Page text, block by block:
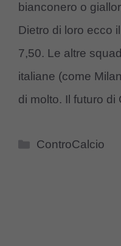
bianconero o
Dietro di loro ecco
7,50. Le altre
italiane (come
di molto. Il futuro di
Categorie
ControCalcio